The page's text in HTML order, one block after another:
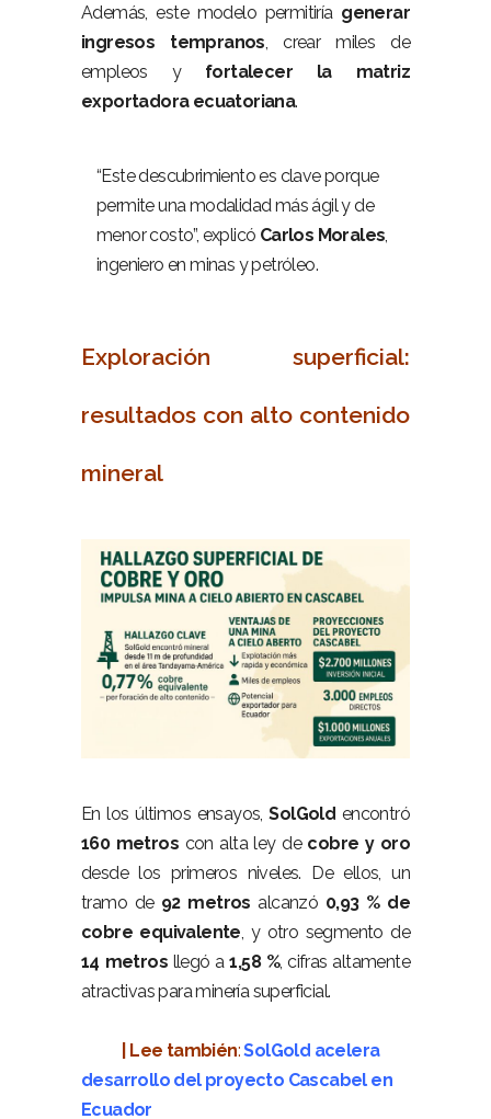
Además, este modelo permitiría generar
ingresos tempranos, crear miles de
empleos y fortalecer la matriz
exportadora ecuatoriana.
“Este descubrimiento es clave porque
permite una modalidad más ágil y de
menor costo”, explicó Carlos Morales,
ingeniero en minas y petróleo.
Exploración superficial:
resultados con alto contenido
mineral
En los últimos ensayos,SolGold encontró
160 metros con alta ley de cobre y oro
desde los primeros niveles. De ellos, un
tramo de 92 metros alcanzó 0,93 % de
cobre equivalente, y otro segmento de
14 metrosllegó a1,58 %, cifras altamente
atractivas para minería superficial.
| Lee también:SolGold acelera
desarrollo del proyecto Cascabel en
Ecuador